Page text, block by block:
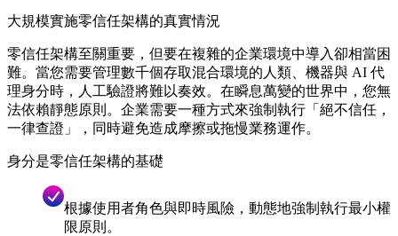
大規模實施零信任架構的真實情況
零信任架構至關重要，但要在複雜的企業環境中導入卻相當困
難。當您需要管理數千個存取混合環境的人類、機器與 AI 代
理身分時，人工驗證將難以奏效。在瞬息萬變的世界中，您無
法依賴靜態原則。企業需要一種方式來強制執行「絕不信任，
一律查證」，同時避免造成摩擦或拖慢業務運作。
身分是零信任架構的基礎
根據使用者角色與即時風險，動態地強制執行最小權
限原則。